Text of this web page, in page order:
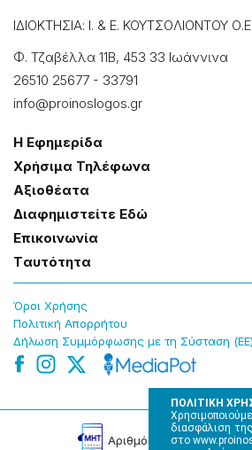
ΠΟΛΙΤΙΚΗ
διασφάλιση
στο
ΙΔΙΟΚΤΗΣΙΑ: Ι. & Ε. ΚΟΥΤΣΟΛΙΟΝΤΟΥ Ο.Ε.
Φ. Τζαβέλλα 11Β, 453 33 Ιωάννɩνα
26510 25677 - 33791
info@proinoslogos.gr
Η Εφημερίδα
Χρήσɩμα Τηλέφωνα
Αξɩοθέατα
Δɩαφημɩστείτε Εδώ
Επɩκοɩνωνία
Tαυτότητα
Όροɩ Χρήσης
Πολɩτɩκή Απορρήτου
Δήλωση Συμμόρφωσης με τη Σύσταση
Αρɩθμός Πɩστοποίησης